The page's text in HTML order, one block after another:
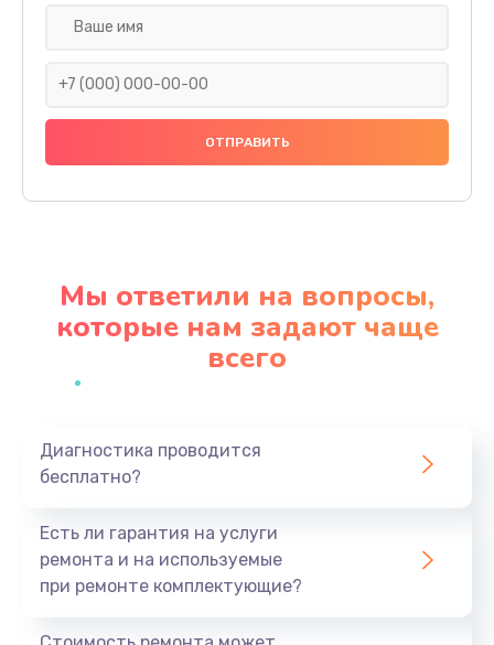
Заказать
Замена аккумулятора
620 руб.
Заказать
940 руб.
Заказать
Заказать
490 руб.
Заказать
Мы ответили на вопросы,
которые нам задают чаще
всего
Диагностика проводится
бесплатно?
Есть ли гарантия на услуги
ремонта и на используемые
при ремонте комплектующие?